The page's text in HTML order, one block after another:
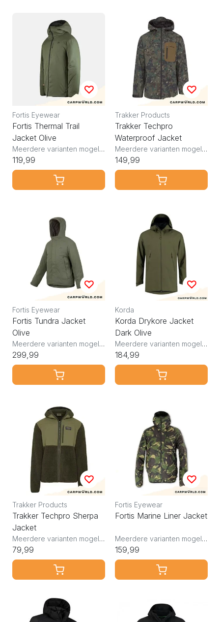
Fortis Eyewear
Fortis Thermal Trail
Jacket Olive
Meerdere varianten mogelijk
119,99
Trakker Products
Trakker Techpro
Waterproof Jacket
Meerdere varianten mogelijk
149,99
Fortis Eyewear
Fortis Tundra Jacket
Olive
Meerdere varianten mogelijk
299,99
Korda
Korda Drykore Jacket
Dark Olive
Meerdere varianten mogelijk
184,99
Trakker Products
Trakker Techpro Sherpa
Jacket
Meerdere varianten mogelijk
79,99
Fortis Eyewear
Fortis Marine Liner Jacket
Meerdere varianten mogelijk
159,99